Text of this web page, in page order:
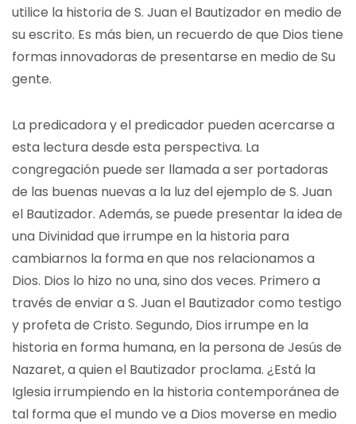
utilice la historia de S. Juan el Bautizador en medio de
su escrito. Es más bien, un recuerdo de que Dios tiene
formas innovadoras de presentarse en medio de Su
gente.
La predicadora y el predicador pueden acercarse a
esta lectura desde esta perspectiva. La
congregación puede ser llamada a ser portadoras
de las buenas nuevas a la luz del ejemplo de S. Juan
el Bautizador. Además, se puede presentar la idea de
una Divinidad que irrumpe en la historia para
cambiarnos la forma en que nos relacionamos a
Dios. Dios lo hizo no una, sino dos veces. Primero a
través de enviar a S. Juan el Bautizador como testigo
y profeta de Cristo. Segundo, Dios irrumpe en la
historia en forma humana, en la persona de Jesús de
Nazaret, a quien el Bautizador proclama. ¿Está la
Iglesia irrumpiendo en la historia contemporánea de
tal forma que el mundo ve a Dios moverse en medio